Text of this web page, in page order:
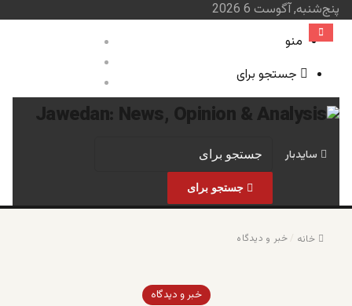
پنج‌شنبه, آگوست 6 2026
منو
جستجو برای
صفحه نخست
سایدبار
جستجو برای
خانه خبر و دیدگاه
خبر و دیدگاه